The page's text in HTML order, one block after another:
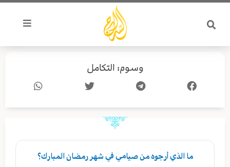
تخطي
المحتوى
وسوم: التكامل
ما الذي أرجوه من صيامي في شهر رمضان المبارك؟